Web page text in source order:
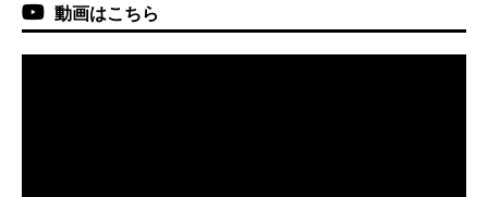
動画はこちら